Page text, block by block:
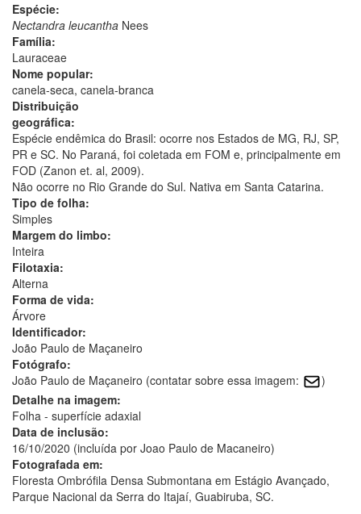
Espécie:
Nectandra leucantha Nees
Família:
Lauraceae
Nome popular:
canela-seca, canela-branca
Distribuição
geográfica:
Espécie endêmica do Brasil: ocorre nos Estados de MG, RJ, SP,
PR e SC. No Paraná, foi coletada em FOM e, principalmente em
FOD (Zanon et. al, 2009).
Não ocorre no Rio Grande do Sul. Nativa em Santa Catarina.
Tipo de folha:
Simples
Margem do limbo:
Inteira
Filotaxia:
Alterna
Forma de vida:
Árvore
Identificador:
João Paulo de Maçaneiro
Fotógrafo:
João Paulo de Maçaneiro (contatar sobre essa imagem:
)
Detalhe na imagem:
Folha - superfície adaxial
Data de inclusão:
16/10/2020 (incluída por Joao Paulo de Macaneiro)
Fotografada em:
Floresta Ombrófila Densa Submontana em Estágio Avançado,
Parque Nacional da Serra do Itajaí, Guabiruba, SC.